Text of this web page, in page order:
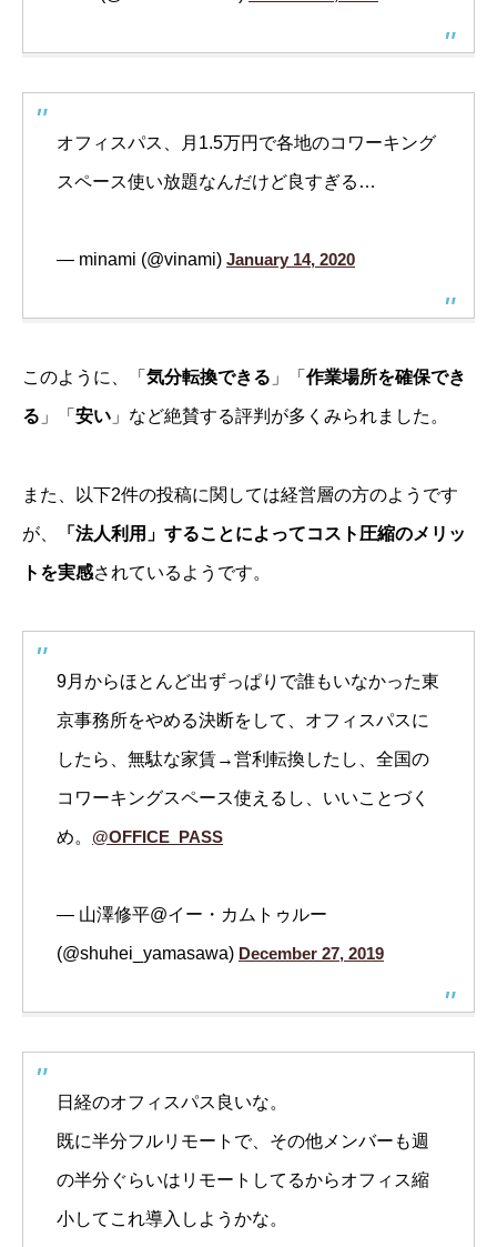
オフィスパス、月1.5万円で各地のコワーキング
スペース使い放題なんだけど良すぎる…
— minami (@vinami) January 14, 2020
このように、「 気分転換できる 」「 作業場所を確保でき
る 」「 安い 」など絶賛する評判が多くみられました。
また、以下2件の投稿に関しては経営層の方のようです
が、 「法人利用」することによってコスト圧縮のメリッ
トを実感されているようです。
9月からほとんど出ずっぱりで誰もいなかった東
京事務所をやめる決断をして、オフィスパスに
したら、無駄な家賃→営利転換したし、全国の
コワーキングスペース使えるし、いいことづく
め。 @OFFICE_PASS
— 山澤修平@イー・カムトゥルー
(@shuhei_yamasawa) December 27, 2019
日経のオフィスパス良いな。
既に半分フルリモートで、その他メンバーも週
の半分ぐらいはリモートしてるからオフィス縮
小してこれ導入しようかな。